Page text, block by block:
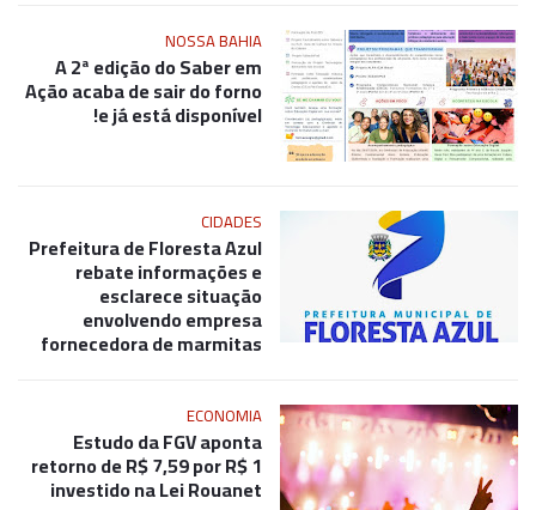
NOSSA BAHIA
A 2ª edição do Saber em
Ação acaba de sair do forno
e já está disponível!
CIDADES
Prefeitura de Floresta Azul
rebate informações e
esclarece situação
envolvendo empresa
fornecedora de marmitas
ECONOMIA
Estudo da FGV aponta
retorno de R$ 7,59 por R$ 1
investido na Lei Rouanet